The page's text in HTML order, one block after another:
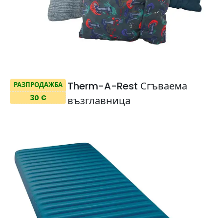
РАЗПРОДАЖБА
30 €
Therm-A-Rest Сгъваема
възглавница